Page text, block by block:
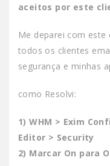
aceitos por este
Me deparei com este
todos os clientes
segurança e minhas
como Resolvi:
1) WHM > Exim
Editor > Security
2) Marcar On para